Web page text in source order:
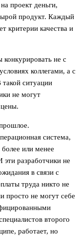
проект деньги,
продукт. Каждый
критерии качества и
не с
коллегами, а с
ситуации
не могут
система,
или менее
разработчики не
в связи с
труда никто не
просто не могут себе
второго
работает, но